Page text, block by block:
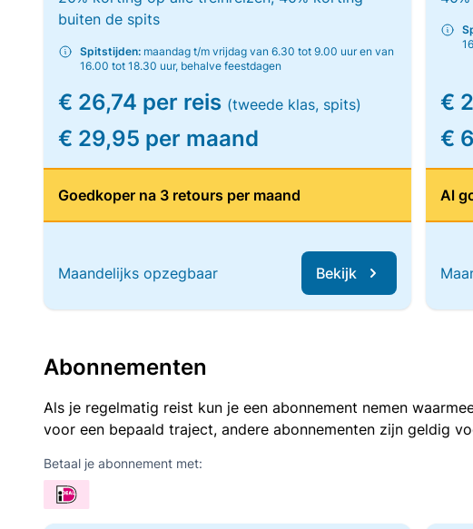
buiten de spits
Spitstijden: maandag t/m vrijdag van 6.30 tot 9.00 uur en van
16.00 tot 18.30 uur, behalve feestdagen
€ 26,74 per reis (tweede klas, spits)
€ 29,95 per maand
Goedkoper na 3 retours per maand
Maandelijks opzegbaar Bekijk
€
€
Al
Abonnementen
Als je regelmatig reist kun je een abonnement nemen
voor een bepaald traject, andere abonnementen zijn geldig
Betaal je abonnement met: